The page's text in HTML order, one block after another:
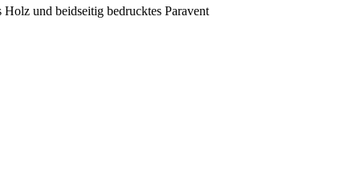
und beidseitig bedrucktes Paravent